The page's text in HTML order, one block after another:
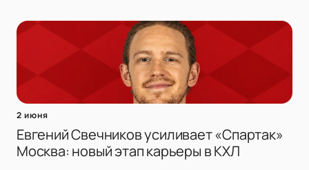
2 июня
Евгений Свечников усиливает «Спартак»
Москва: новый этап карьеры в КХЛ